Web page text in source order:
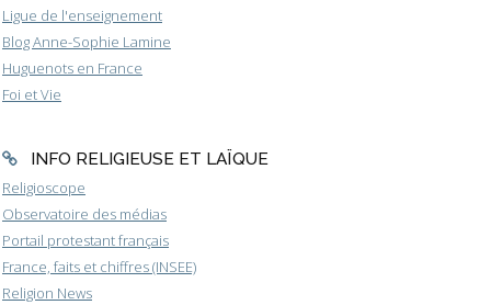
Ligue de l'enseignement
Blog Anne-Sophie Lamine
Huguenots en France
Foi et Vie
INFO RELIGIEUSE ET LAÏQUE
Religioscope
Observatoire des médias
Portail protestant français
France, faits et chiffres (INSEE)
Religion News